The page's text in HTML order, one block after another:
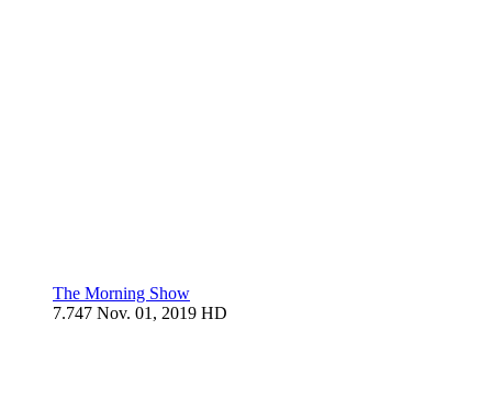
The Morning Show
7.747 Nov. 01, 2019 HD